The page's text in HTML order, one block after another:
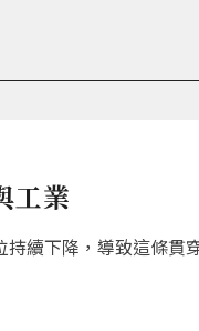
工業
續下降，導致這條